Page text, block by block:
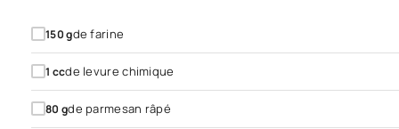
150gde farine
1 ccde levure chimique
80 gde parmesan râpé